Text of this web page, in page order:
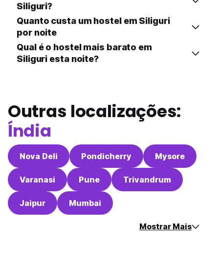
Siliguri?
Quanto custa um hostel em Siliguri
por noite
Qual é o hostel mais barato em
Siliguri esta noite?
Outras localizações:
Índia
Nova Deli Pondicherry Mysore
Varanasi Pune Trivandrum
Jaipur Mumbai
Mostrar Mais